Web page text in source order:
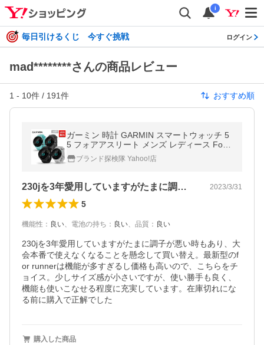
i
毎日引けるくじ 今すぐ挑戦 ログイン
mad********さんの商品レビュー
1 - 10件 / 191件 おすすめ順
ガーミン 時計 GARMIN スマートウォッチ 5
5 フォアアスリート メンズ レディース Fore
Athlete 55 GPS ランニングウォッチ iPhone
アプリ スイム スポーツ
ブランド探検隊 Yahoo!店
230jを3年愛用していますがたまに調… 2023/3/31
5
機能性 ： 良い、 電池の持ち ： 良い、 品質 ： 良い
230jを3年愛用していますがたまに調子が悪い時もあり、大
会本番で使えなくなることを懸念して買い替え。最新型のf
or runnerは機能が多すぎるし価格も高いので、こちらをチ
ョイス。少しサイズ感が小さいですが、使い勝手も良く、
機能も使いこなせる程度に充実しています。在庫切れにな
る前に購入で正解でした
購入した商品